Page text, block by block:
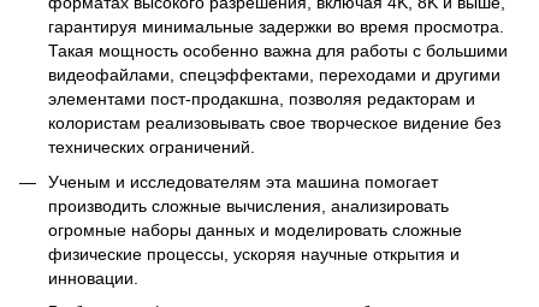
гарантируя минимальные задержки во время просмотра.
Такая мощность особенно важна для работы с большими
видеофайлами, спецэффектами, переходами и другими
элементами пост-продакшна, позволяя редакторам и
колористам реализовывать свое творческое видение без
технических ограничений.
Ученым и исследователям эта машина помогает
производить сложные вычисления, анализировать
огромные наборы данных и моделировать сложные
физические процессы, ускоряя научные открытия и
инновации.